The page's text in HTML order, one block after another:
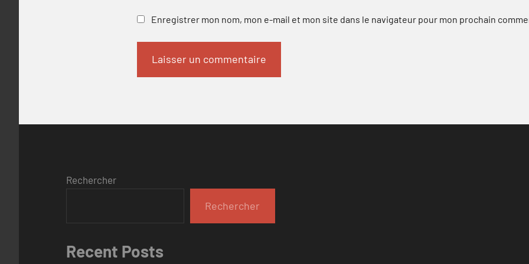
Enregistrer mon nom, mon e-mail et mon site dans le navigateur pour mon prochain
Rechercher
Rechercher
Recent Posts